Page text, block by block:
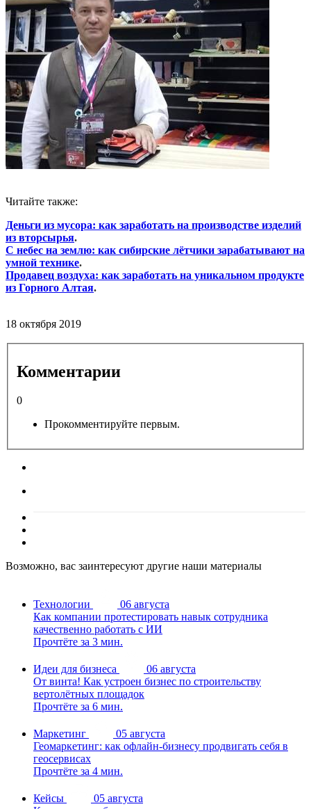
Читайте также:
Деньги из мусора: как заработать на производстве изделий
из вторсырья.
С небес на землю: как сибирские лётчики зарабатывают на
умной технике.
Продавец воздуха: как заработать на уникальном продукте
из Горного Алтая.
18 октября 2019
Комментарии
0
Прокомментируйте первым.
Возможно, вас заинтересуют другие наши материалы
Технологии
06 августа
Как компании протестировать навык сотрудника
качественно работать с ИИ
Прочтёте за 3 мин.
Идеи для бизнеса
06 августа
От винта! Как устроен бизнес по строительству
вертолётных площадок
Прочтёте за 6 мин.
Маркетинг
05 августа
Геомаркетинг: как офлайн-бизнесу продвигать себя в
геосервисах
Прочтёте за 4 мин.
Кейсы
05 августа